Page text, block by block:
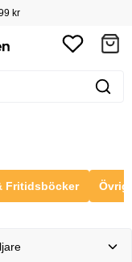
kr
Fritidsböcker